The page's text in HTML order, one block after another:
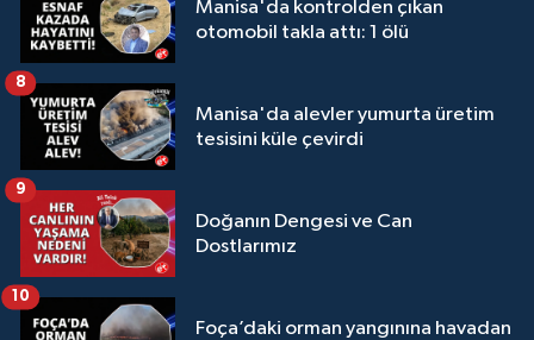
Manisa'da kontrolden çıkan
otomobil takla attı: 1 ölü
Manisa'da alevler yumurta üretim
tesisini küle çevirdi
8
Doğanın Dengesi ve Can
Dostlarımız
9
Foça’daki orman yangınına havadan
10